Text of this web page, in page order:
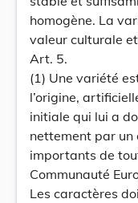
homogène. La
valeur culturale
Art. 5.
(1) Une variété
l’origine,
initiale qui lui a
nettement par un
importants de
Communauté
Les caractères